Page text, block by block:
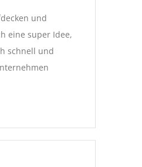
und
eine super Idee,
schnell und